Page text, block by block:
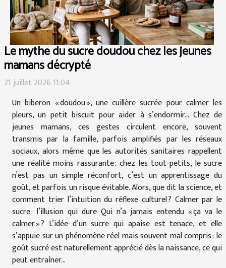
Le mythe du sucre doudou chez les jeunes
mamans décrypté
21 juillet 2026 11:04
Un biberon « doudou », une cuillère sucrée pour calmer les
pleurs, un petit biscuit pour aider à s’endormir… Chez de
jeunes mamans, ces gestes circulent encore, souvent
transmis par la famille, parfois amplifiés par les réseaux
sociaux, alors même que les autorités sanitaires rappellent
une réalité moins rassurante : chez les tout-petits, le sucre
n’est pas un simple réconfort, c’est un apprentissage du
goût, et parfois un risque évitable. Alors, que dit la science, et
comment trier l’intuition du réflexe culturel ? Calmer par le
sucre : l’illusion qui dure Qui n’a jamais entendu « ça va le
calmer » ? L’idée d’un sucre qui apaise est tenace, et elle
s’appuie sur un phénomène réel mais souvent mal compris : le
goût sucré est naturellement apprécié dès la naissance, ce qui
peut entraîner...